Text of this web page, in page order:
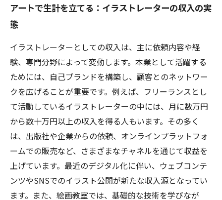
アートで生計を立てる：イラストレーターの収入の実
態
イラストレーターとしての収入は、主に依頼内容や経
験、専門分野によって変動します。本業として活躍する
ためには、自己ブランドを構築し、顧客とのネットワー
クを広げることが重要です。例えば、フリーランスとし
て活動しているイラストレーターの中には、月に数万円
から数十万円以上の収入を得る人もいます。その多く
は、出版社や企業からの依頼、オンラインプラットフォ
ームでの販売など、さまざまなチャネルを通じて収益を
上げています。最近のデジタル化に伴い、ウェブコンテ
ンツやSNSでのイラスト公開が新たな収入源となってい
ます。また、絵画教室では、基礎的な技術を学びなが